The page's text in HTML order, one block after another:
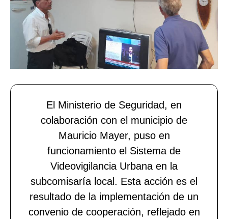
El Ministerio de Seguridad, en
colaboración con el municipio de
Mauricio Mayer, puso en
funcionamiento el Sistema de
Videovigilancia Urbana en la
subcomisaría local. Esta acción es el
resultado de la implementación de un
convenio de cooperación, reflejado en